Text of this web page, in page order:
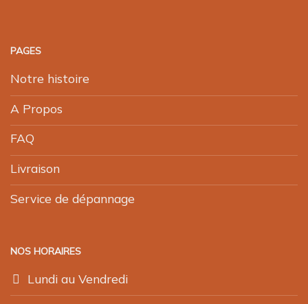
PAGES
Notre histoire
A Propos
FAQ
Livraison
Service de dépannage
NOS HORAIRES
Lundi au Vendredi